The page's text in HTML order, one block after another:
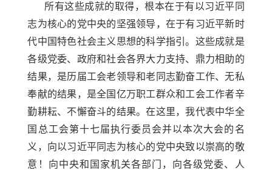
所有这些成就的取得，根本在于有以习近平同
志为核心的党中央的坚强领导，在于有习近平新时
代中国特色社会主义思想的科学指引。这些成就是
各级党委、政府和社会各界大力支持、鼎力相助的
结果，是历届工会老领导和老同志勤奋工作、无私
奉献的结果，是全国亿万职工群众和工会工作者辛
勤耕耘、不懈奋斗的结果。在这里，我代表中华全
国总工会第十七届执行委员会并以本次大会的名
义，向以习近平同志为核心的党中央致以崇高的敬
意！向中央和国家机关各部门，向各级党委、人